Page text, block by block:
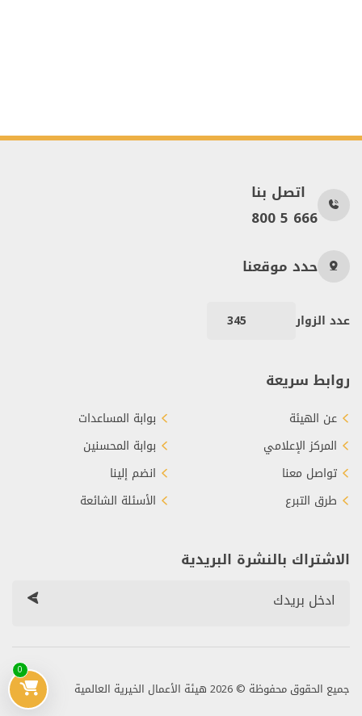
0
اتصل بنا
800 5 666
حدد موقعنا
عدد الزوار 345
روابط سريعة
عن الهيئة
المركز الإعلامي
تواصل معنا
طرق التبرع
بوابة المساعدات
بوابة المحسنين
انضم إلينا
الأسئلة الشائعة
الاشتراك بالنشرة البريدية
جميع الحقوق محفوظة © 2026 هيئة الأعمال الخيرية العالمية